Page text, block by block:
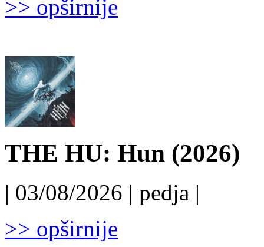
>> opširnije
THE HU: Hun (2026)
| 03/08/2026 | pedja |
>> opširnije